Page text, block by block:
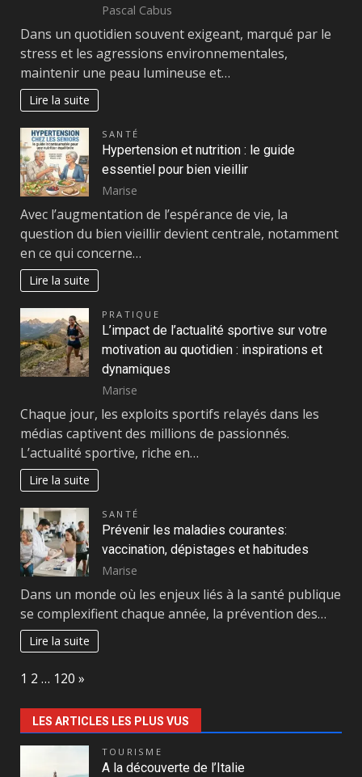
Pascal Cabus
Dans un quotidien souvent exigeant, marqué par le
stress et les agressions environnementales,
maintenir une peau lumineuse et…
Lire la suite
SANTÉ
Hypertension et nutrition : le guide
essentiel pour bien vieillir
Marise
Avec l’augmentation de l’espérance de vie, la
question du bien vieillir devient centrale, notamment
en ce qui concerne…
Lire la suite
PRATIQUE
L’impact de l’actualité sportive sur votre
motivation au quotidien : inspirations et
dynamiques
Marise
Chaque jour, les exploits sportifs relayés dans les
médias captivent des millions de passionnés.
L’actualité sportive, riche en…
Lire la suite
SANTÉ
Prévenir les maladies courantes:
vaccination, dépistages et habitudes
Marise
Dans un monde où les enjeux liés à la santé publique
se complexifient chaque année, la prévention des…
Lire la suite
Page:
1 2 … 120 Next
»
LES ARTICLES LES PLUS VUS
TOURISME
A la découverte de l’Italie